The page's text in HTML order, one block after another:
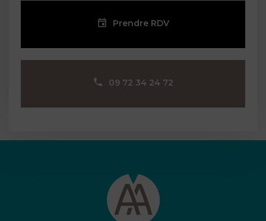
Prendre RDV
09 72 34 24 72